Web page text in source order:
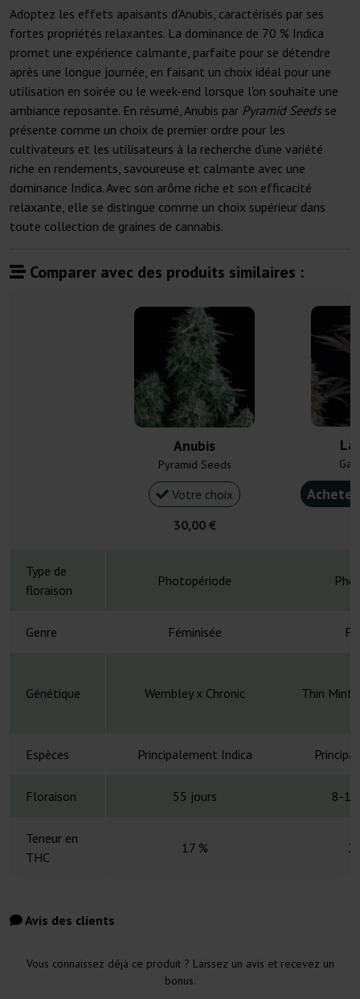
Adoptez les effets apaisants d'Anubis, caractérisés par ses
fortes propriétés relaxantes. La dominance de 70 % Indica
promet une expérience calmante, parfaite pour se détendre
après une longue journée, en faisant un choix idéal pour une
utilisation en soirée ou le week-end lorsque l'on souhaite une
ambiance reposante. En résumé, Anubis par Pyramid Seedsse
présente comme un choix de premier ordre pour les
cultivateurs et les utilisateurs à la recherche d'une variété
riche en rendements, savoureuse et calmante avec une
dominance Indica. Avec son arôme riche et son efficacité
relaxante, elle se distingue comme un choix supérieur dans
toute collection de graines de cannabis.
Comparer avec des produits similaires :
Anubis
Pyramid Seeds
Votre choix
30,00 €
Type de
floraison
Photopériode
Genre Féminisée
Génétique Wembley x Chronic Thin Mint
Espèces Principalement Indica
Floraison 55 jours 8-10
Teneur en
THC
17 %
Avis des clients
Vous connaissez déjà ce produit ? Laissez un avis et recevez un
bonus.